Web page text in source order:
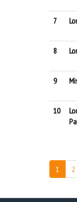
7
8
9
10
1 2